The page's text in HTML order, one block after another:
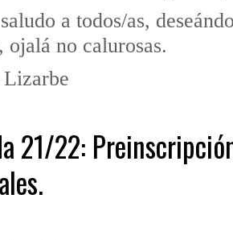
a todos/as,
ojalá no calurosas.
Lizarbe
21/22: